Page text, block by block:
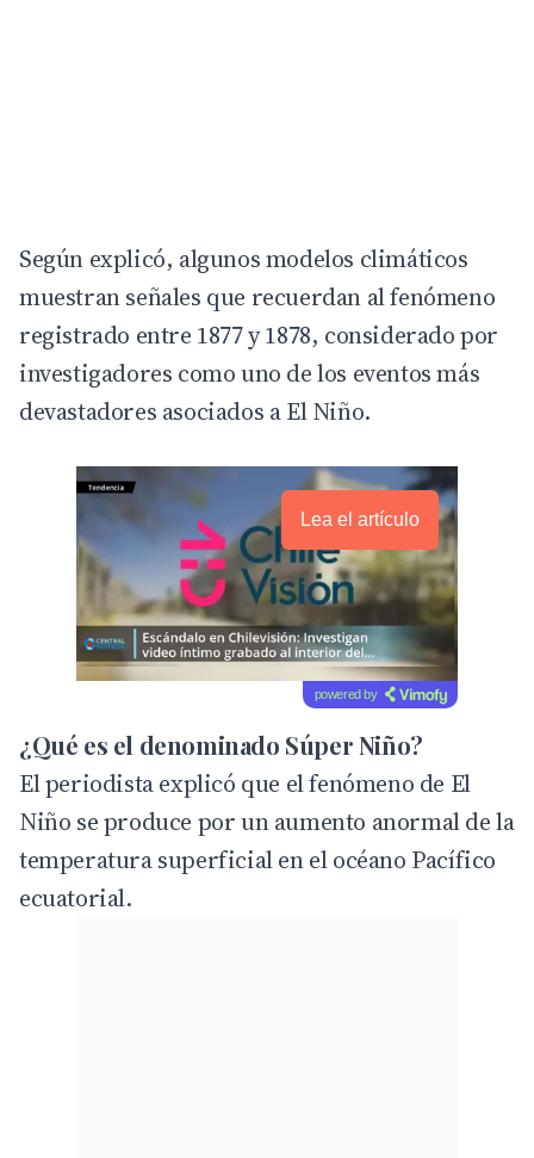
Según explicó, algunos modelos climáticos
muestran señales que recuerdan al fenómeno
registrado entre 1877 y 1878, considerado por
investigadores como uno de los eventos más
devastadores asociados a El Niño.
Lea el artículo
powered by
¿Qué es el denominado Súper Niño?
El periodista explicó que el fenómeno de El
Niño se produce por un aumento anormal de la
temperatura superficial en el océano Pacífico
ecuatorial.